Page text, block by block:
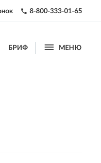
 8-800-333-01-65
БРИФ  МЕНЮ